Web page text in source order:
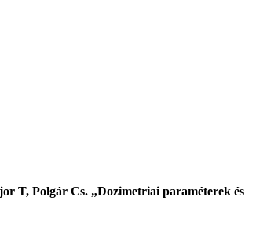
T, Polgár Cs. „Dozimetriai paraméterek és